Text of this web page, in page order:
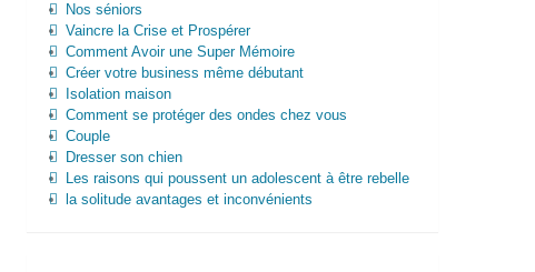
Nos séniors
Vaincre la Crise et Prospérer
Comment Avoir une Super Mémoire
Créer votre business même débutant
Isolation maison
Comment se protéger des ondes chez vous
Couple
Dresser son chien
Les raisons qui poussent un adolescent à être rebelle
la solitude avantages et inconvénients